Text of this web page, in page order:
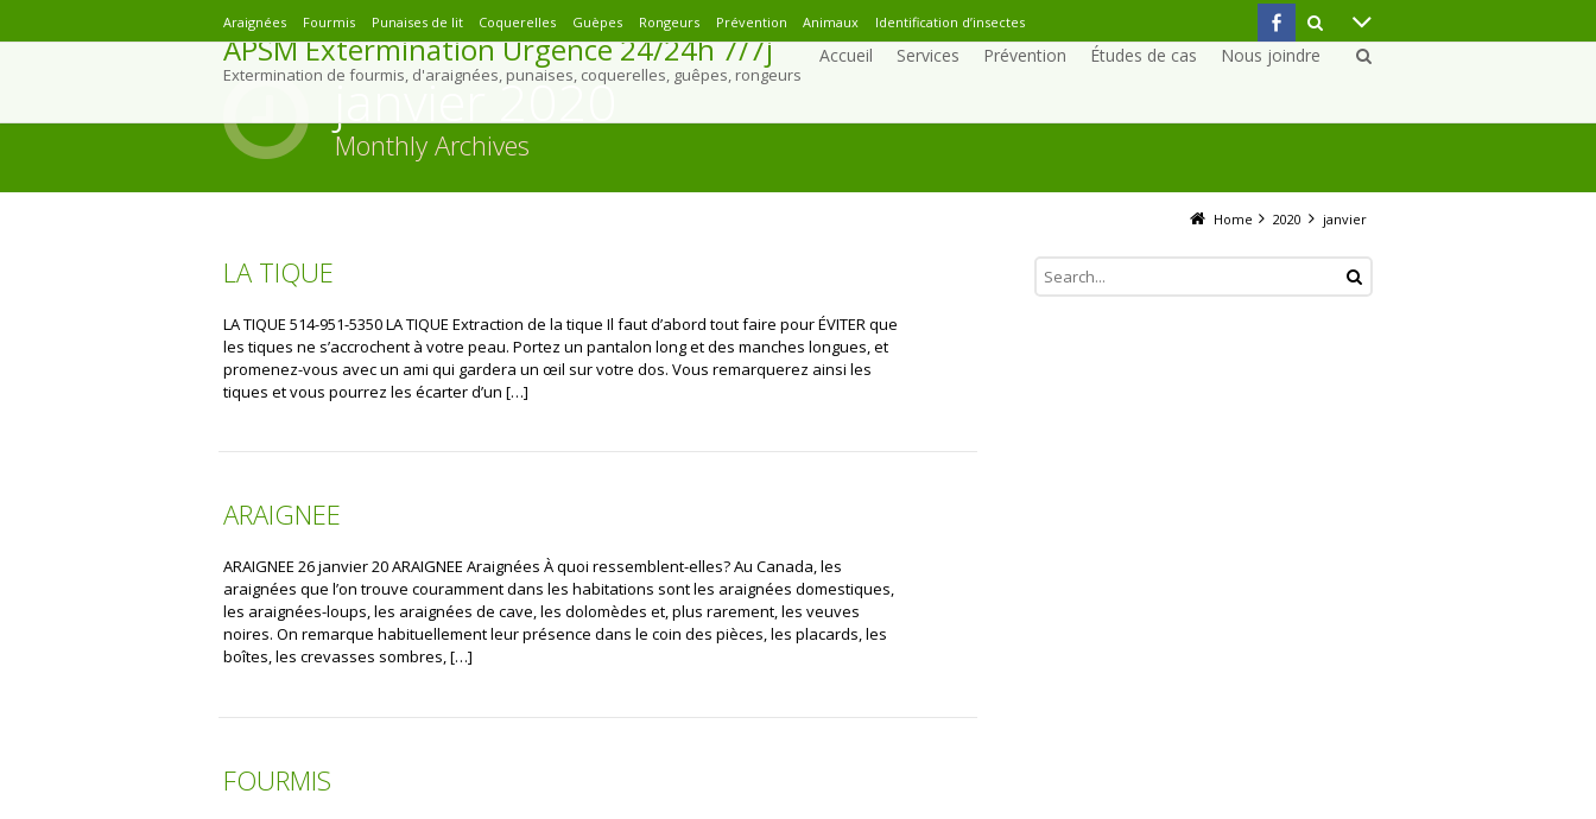
Araignées Fourmis Punaises de lit Coquerelles Guèpes Rongeurs Prévention Animaux Identification d’insectes
APSM Extermination Urgence 24/24h 7/7j
Extermination de fourmis, d'araignées, punaises, coquerelles, guêpes, rongeurs
Accueil Services Prévention Études de cas Nous joindre
janvier 2020
Monthly Archives
Home 2020 janvier
LA TIQUE
LA TIQUE 514-951-5350 LA TIQUE Extraction de la tique Il faut d’abord tout faire pour ÉVITER que
les tiques ne s’accrochent à votre peau. Portez un pantalon long et des manches longues, et
promenez-vous avec un ami qui gardera un œil sur votre dos. Vous remarquerez ainsi les
tiques et vous pourrez les écarter d’un […]
ARAIGNEE
ARAIGNEE 26 janvier 20 ARAIGNEE Araignées À quoi ressemblent-elles? Au Canada, les
araignées que l’on trouve couramment dans les habitations sont les araignées domestiques,
les araignées-loups, les araignées de cave, les dolomèdes et, plus rarement, les veuves
noires. On remarque habituellement leur présence dans le coin des pièces, les placards, les
boîtes, les crevasses sombres, […]
FOURMIS